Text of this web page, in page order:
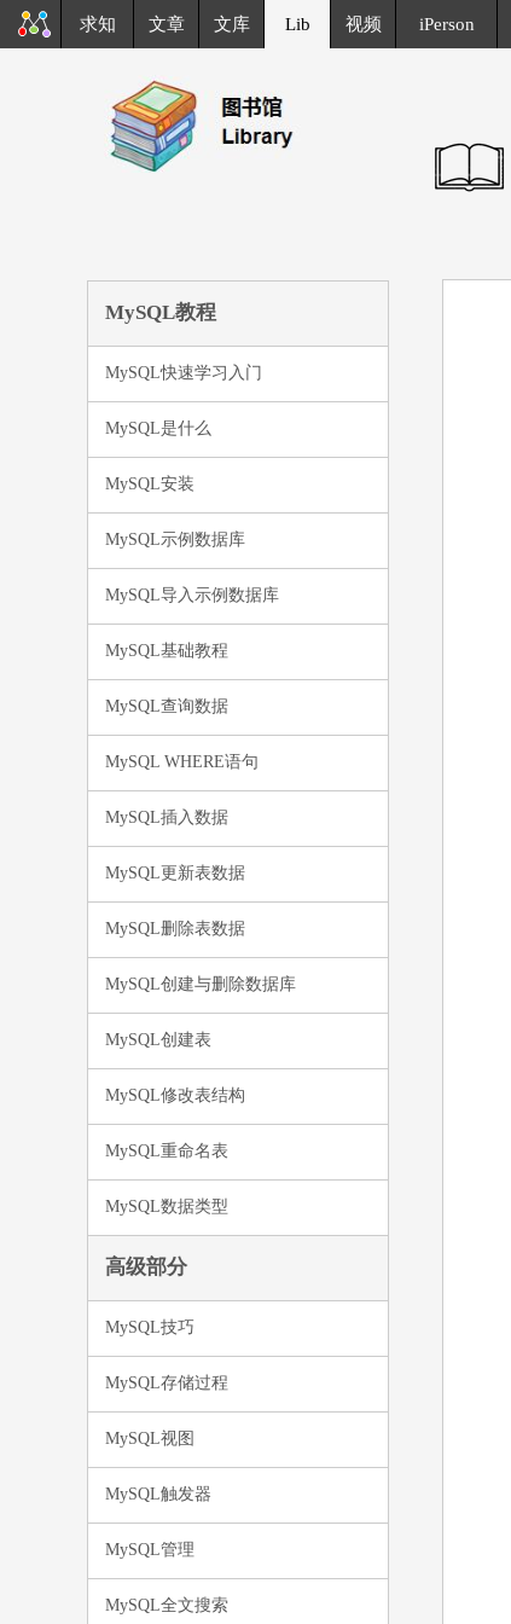
求知 文章 文库 Lib 视频 iPerson
MySQL教程
MySQL快速学习入门
MySQL是什么
MySQL安装
MySQL示例数据库
MySQL导入示例数据库
MySQL基础教程
MySQL查询数据
MySQL WHERE语句
MySQL插入数据
MySQL更新表数据
MySQL删除表数据
MySQL创建与删除数据库
MySQL创建表
MySQL修改表结构
MySQL重命名表
MySQL数据类型
高级部分
MySQL技巧
MySQL存储过程
MySQL视图
MySQL触发器
MySQL管理
MySQL全文搜索